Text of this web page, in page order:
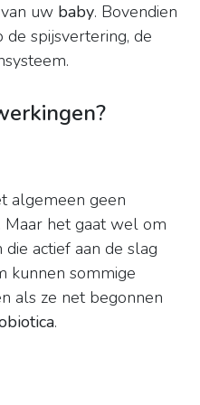
uw baby. Bovendien
de spijsvertering, de
algemeen geen
. Maar het gaat wel om
actief aan de slag
kunnen sommige
als ze net begonnen
.